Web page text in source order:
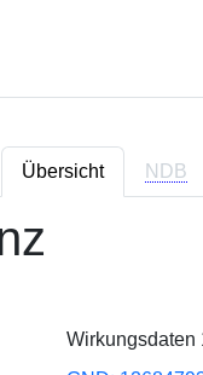
Übersicht NDB
Wirkungsdaten